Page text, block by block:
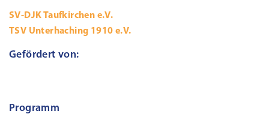
SV-DJK Taufkirchen e.V.
TSV Unterhaching 1910 e.V.
Gefördert von:
Programm